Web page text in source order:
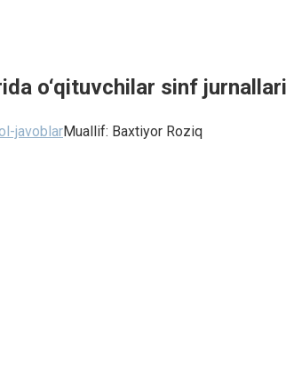
o‘qituvchilar sinf
javoblarMuallif: Baxtiyor Roziq